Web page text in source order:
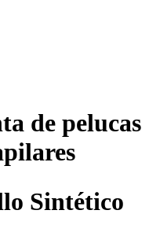
de pelucas
Sintético